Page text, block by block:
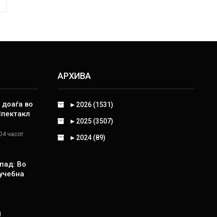
во
часот.
Во
АРХИВА
► 2026 (1531)
► 2025 (3507)
► 2024 (89)